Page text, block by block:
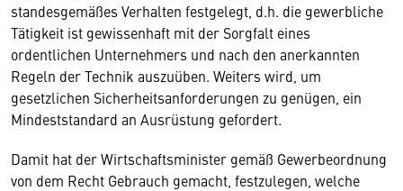
standesgemäßes Verhalten festgelegt, d.h. die gewerbliche
Tätigkeit ist gewissenhaft mit der Sorgfalt eines
ordentlichen Unternehmers und nach den anerkannten
Regeln der Technik auszuüben. Weiters wird, um
gesetzlichen Sicherheitsanforderungen zu genügen, ein
Mindeststandard an Ausrüstung gefordert.
Damit hat der Wirtschaftsminister gemäß Gewerbeordnung
von dem Recht Gebrauch gemacht, festzulegen, welche